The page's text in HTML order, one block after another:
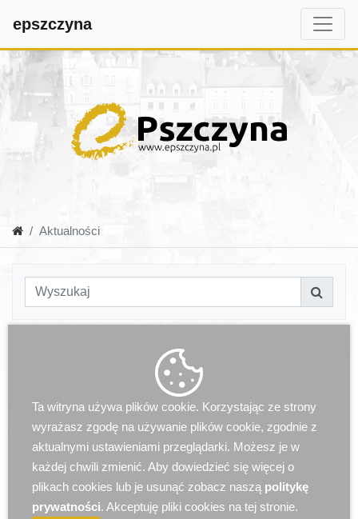
epszczyna
Aktualności
Ta witryna używa plików cookie. Korzystając ze strony
wyrażasz zgodę na używanie plików cookie, zgodnie z
aktualnymi ustawieniami przeglądarki. Możesz je w
każdej chwili zmienić. Aby dowiedzieć się więcej o
plikach cookies lub je usunąć zobacz naszą politykę
prywatności. Akceptuję pliki cookies na tej stronie.